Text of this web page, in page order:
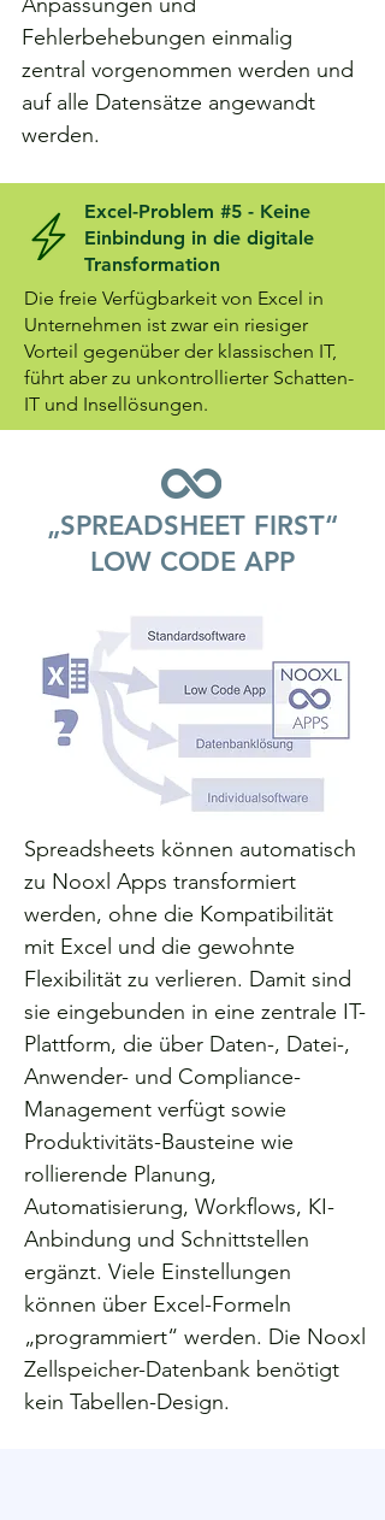
Fehlerbehebungen einmalig
zentral vorgenommen werden und
auf alle Datensätze angewandt
werden.
Excel-Problem #5 - Keine
Einbindung in die digitale
Transformation
Die freie Verfügbarkeit von Excel in
Unternehmen ist zwar ein riesiger
Vorteil gegenüber der klassischen IT,
führt aber zu unkontrollierter Schatten-
IT und Insellösungen.
„SPREADSHEET FIRST“
LOW CODE APP
Spreadsheets können automatisch
zu Nooxl Apps transformiert
werden, ohne die Kompatibilität
mit Excel und die gewohnte
Flexibilität zu verlieren. Damit sind
sie eingebunden in eine zentrale IT-
Plattform, die über Daten-, Datei-,
Anwender- und Compliance-
Management verfügt sowie
Produktivitäts-Bausteine wie
rollierende Planung,
Automatisierung, Workflows, KI-
Anbindung und Schnittstellen
ergänzt. Viele Einstellungen
können über Excel-Formeln
„programmiert“ werden. Die Nooxl
Zellspeicher-Datenbank benötigt
kein Tabellen-Design.